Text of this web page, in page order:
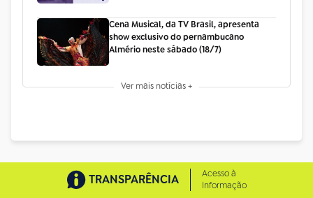
Cena Musical, da TV Brasil, apresenta
show exclusivo do pernambucano
Almério neste sábado (18/7)
Ver mais notícias +
TRANSPARÊNCIA
Acesso à
Informação